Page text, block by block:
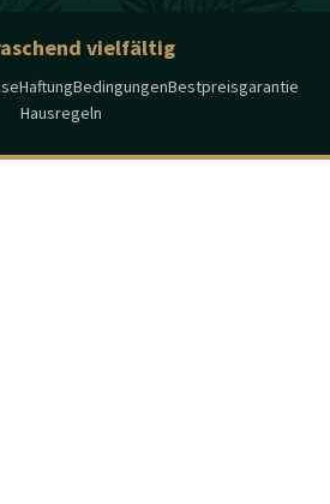
vielfältig
HaftungBedingungenBestpreisgarantie
Hausregeln